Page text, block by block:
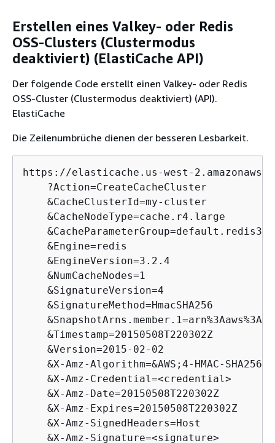
Erstellen eines Valkey- oder Redis
OSS-Clusters (Clustermodus
deaktiviert) (ElastiCache API)
Der folgende Code erstellt einen Valkey- oder Redis
OSS-Cluster (Clustermodus deaktiviert) (API).
ElastiCache
Die Zeilenumbrüche dienen der besseren Lesbarkeit.
https://elasticache.us-west-
    ?Action=CreateCacheCluster
    &CacheClusterId=my-cluster
    &CacheNodeType=cache.r4.large
    &CacheParameterGroup=default.redis3.2
    &Engine=redis
    &EngineVersion=3.2.4
    &NumCacheNodes=1
    &SignatureVersion=4
    &SignatureMethod=HmacSHA256
    &Timestamp=20150508T220302Z
    &Version=2015-02-02
    &X-Amz-Algorithm=&AWS;4-HMAC-SHA256
    &X-Amz-Credential=<credential>
    &X-Amz-Date=20150508T220302Z
    &X-Amz-Expires=20150508T220302Z
    &X-Amz-SignedHeaders=Host
    &X-Amz-Signature=<signature>